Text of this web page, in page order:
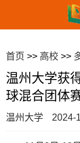
首页 >> 高校 >>
温州大学获
球混合团体
温州大学 2024-